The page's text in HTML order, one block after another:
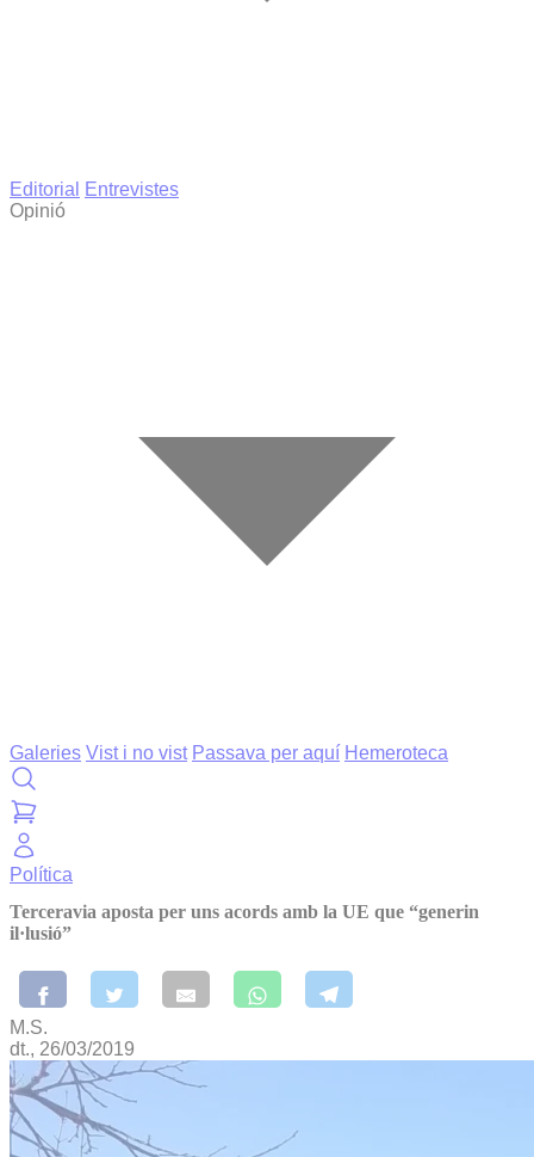
Editorial
Entrevistes
Opinió
Galeries Vist i no vist Passava per aquí Hemeroteca
Política
Terceravia aposta per uns acords amb la UE que “generin
il·lusió”
M.S.
dt., 26/03/2019